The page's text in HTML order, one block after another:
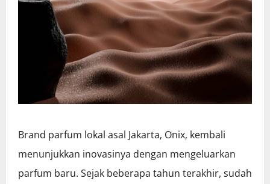
Brand parfum lokal asal Jakarta, Onix, kembali
menunjukkan inovasinya dengan mengeluarkan
parfum baru. Sejak beberapa tahun terakhir, sudah